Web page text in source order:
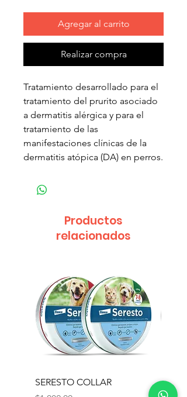
Agregar al carrito
Realizar compra
Tratamiento desarrollado para el
tratamiento del prurito asociado
a dermatitis alérgica y para el
tratamiento de las
manifestaciones clínicas de la
dermatitis atópica (DA) en perros.
Productos
relacionados
SERESTO COLLAR